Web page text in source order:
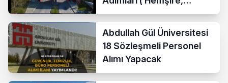
Temizlik Personeli )
Abdullah Gül Üniversitesi
18 Sözleşmeli Personel
Alımı Yapacak